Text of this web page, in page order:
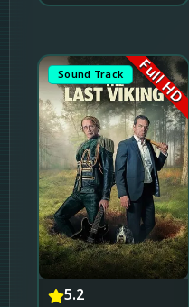
Sound Track Full HD
5.2